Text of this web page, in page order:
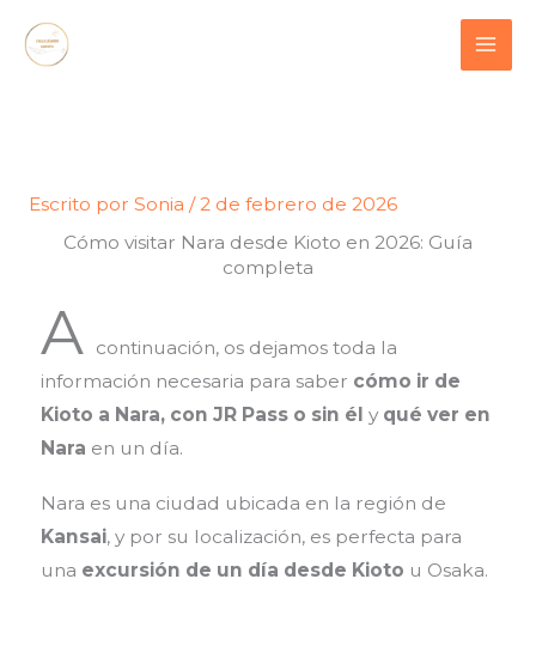
Escrito por Sonia /2 de febrero de 2026
Cómo visitar Nara desde Kioto en 2026: Guía
completa
A continuación, os dejamos toda la
información necesaria para saber cómo ir de
Kioto a Nara, con JR Pass o sin él y qué ver en
Nara en un día.
Nara es una ciudad ubicada en la región de
Kansai, y por su localización, es perfecta para
una excursión de un día desde Kioto u Osaka.